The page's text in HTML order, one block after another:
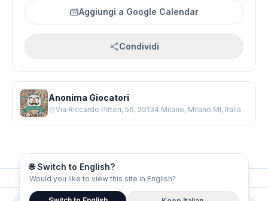
🌐 Switch to English?
Would you like to view this site in English?
Aggiungi a Google Calendar
Condividi
Anonima Giocatori
Via Riccardo Pitteri, 56, 20134 Milano, Milano MI, Italia
© 2026 Board Gamers